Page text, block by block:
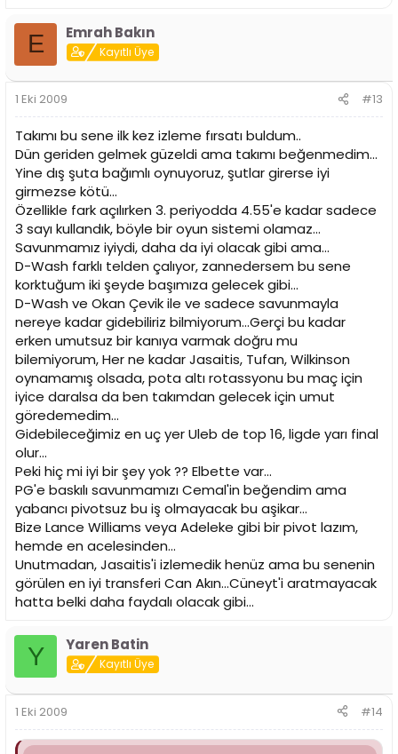
E Emrah Bakın
Kayıtlı Üye
1 Eki 2009 #13
Takımı bu sene ilk kez izleme fırsatı buldum..
Dün geriden gelmek güzeldi ama takımı beğenmedim...
Yine dış şuta bağımlı oynuyoruz, şutlar girerse iyi
girmezse kötü...
Özellikle fark açılırken 3. periyodda 4.55'e kadar sadece
3 sayı kullandık, böyle bir oyun sistemi olamaz...
Savunmamız iyiydi, daha da iyi olacak gibi ama...
D-Wash farklı telden çalıyor, zannedersem bu sene
korktuğum iki şeyde başımıza gelecek gibi...
D-Wash ve Okan Çevik ile ve sadece savunmayla
nereye kadar gidebiliriz bilmiyorum...Gerçi bu kadar
erken umutsuz bir kanıya varmak doğru mu
bilemiyorum, Her ne kadar Jasaitis, Tufan, Wilkinson
oynamamış olsada, pota altı rotassyonu bu maç için
iyice daralsa da ben takımdan gelecek için umut
göredemedim...
Gidebileceğimiz en uç yer Uleb de top 16, ligde yarı final
olur...
Peki hiç mi iyi bir şey yok ?? Elbette var...
PG'e baskılı savunmamızı Cemal'in beğendim ama
yabancı pivotsuz bu iş olmayacak bu aşikar...
Bize Lance Williams veya Adeleke gibi bir pivot lazım,
hemde en acelesinden...
Unutmadan, Jasaitis'i izlemedik henüz ama bu senenin
görülen en iyi transferi Can Akın...Cüneyt'i aratmayacak
hatta belki daha faydalı olacak gibi...
Y Yaren Batin
Kayıtlı Üye
1 Eki 2009 #14